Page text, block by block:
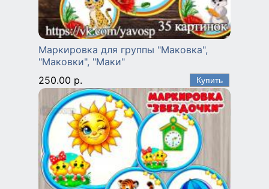
Маркировка для группы "Маковка",
"Маковки", "Маки"
250.00 р.